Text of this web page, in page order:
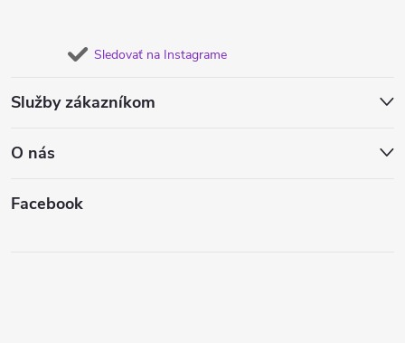
Sledovať na Instagrame
Služby zákazníkom
O nás
Facebook